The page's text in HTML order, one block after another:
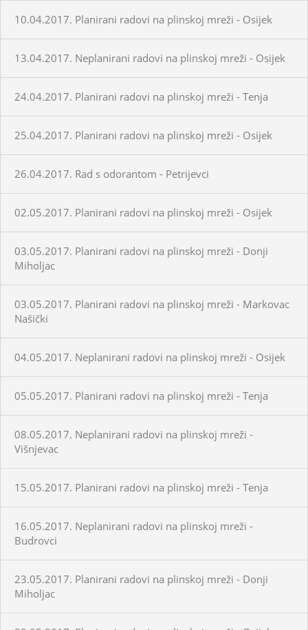
10.04.2017. Planirani radovi na plinskoj mreži - Osijek
13.04.2017. Neplanirani radovi na plinskoj mreži - Osijek
24.04.2017. Planirani radovi na plinskoj mreži - Tenja
25.04.2017. Planirani radovi na plinskoj mreži - Osijek
26.04.2017. Rad s odorantom - Petrijevci
02.05.2017. Planirani radovi na plinskoj mreži - Osijek
03.05.2017. Planirani radovi na plinskoj mreži - Donji
Miholjac
03.05.2017. Planirani radovi na plinskoj mreži - Markovac
Našički
04.05.2017. Neplanirani radovi na plinskoj mreži - Osijek
05.05.2017. Planirani radovi na plinskoj mreži - Tenja
08.05.2017. Neplanirani radovi na plinskoj mreži -
Višnjevac
15.05.2017. Planirani radovi na plinskoj mreži - Tenja
16.05.2017. Neplanirani radovi na plinskoj mreži -
Budrovci
23.05.2017. Planirani radovi na plinskoj mreži - Donji
Miholjac